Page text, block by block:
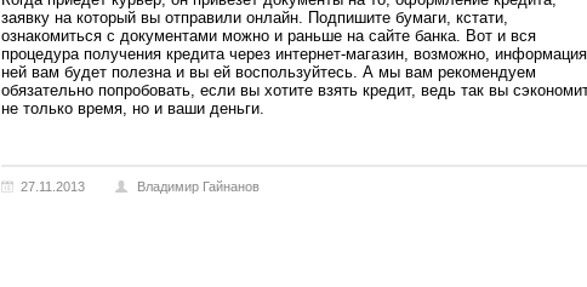
заявку на который вы отправили онлайн. Подпишите бумаги, кстати,
ознакомиться с документами можно и раньше на сайте банка. Вот и вся
процедура получения кредита через интернет-магазин, возможно,
ней вам будет полезна и вы ей воспользуйтесь. А мы вам рекомендуем
обязательно попробовать, если вы хотите взять кредит, ведь так вы
не только время, но и ваши деньги.
27.11.2013 Владимир Гайнанов